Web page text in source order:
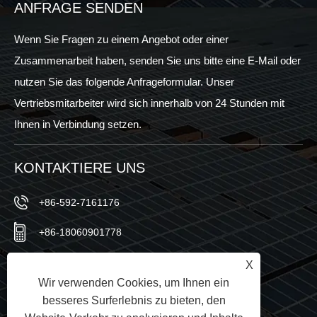
ANFRAGE SENDEN
Wenn Sie Fragen zu einem Angebot oder einer
Zusammenarbeit haben, senden Sie uns bitte eine E-Mail oder
nutzen Sie das folgende Anfrageformular. Unser
Vertriebsmitarbeiter wird sich innerhalb von 24 Stunden mit
Ihnen in Verbindung setzen.
KONTAKTIERE UNS
+86-592-7161176
+86-18060901778
X
Wir verwenden Cookies, um Ihnen ein
besseres Surferlebnis zu bieten, den